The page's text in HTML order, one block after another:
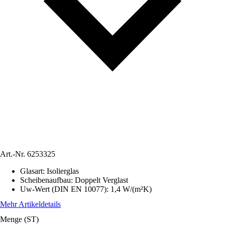
Art.-Nr. 6253325
Glasart: Isolierglas
Scheibenaufbau: Doppelt Verglast
Uw-Wert (DIN EN 10077): 1,4 W/(m²K)
Mehr Artikeldetails
Menge (ST)